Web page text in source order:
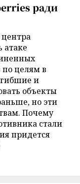
ради
атаке
по целям в
и
объекты
но эти
Почему
стали
придется